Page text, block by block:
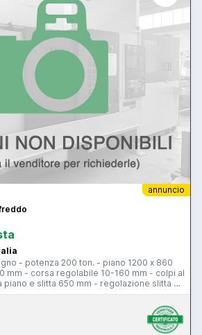
annuncio
- potenza 200 ton. - piano 1200 x 860
mm - corsa regolabile 10-160 mm - colpi al
e slitta 650 mm - regolazione slitta 70
25 hp - motore principale 25 hp -
premilamiera 100 mm